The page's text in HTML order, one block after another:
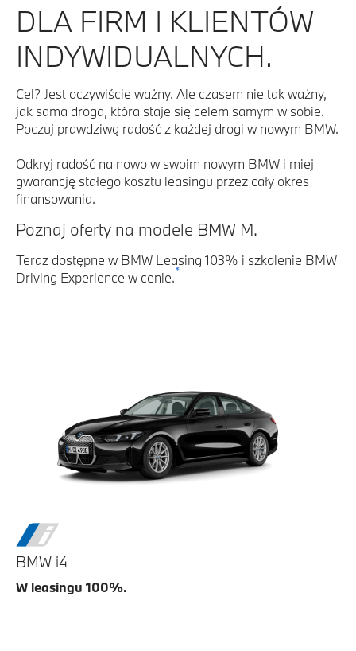
DLA FIRM I KLIENTÓW
INDYWIDUALNYCH.
Cel? Jest oczywiście ważny. Ale czasem nie tak ważny,
jak sama droga, która staje się celem samym w sobie.
Poczuj prawdziwą radość z każdej drogi w nowym BMW.
Odkryj radość na nowo w swoim nowym BMW i miej
gwarancję stałego kosztu leasingu przez cały okres
finansowania.
Poznaj oferty na modele BMW M.
Teraz dostępne w BMW Leasing 103% i szkolenie BMW
Driving Experience w cenie.*
BMW i4
W leasingu 100%.